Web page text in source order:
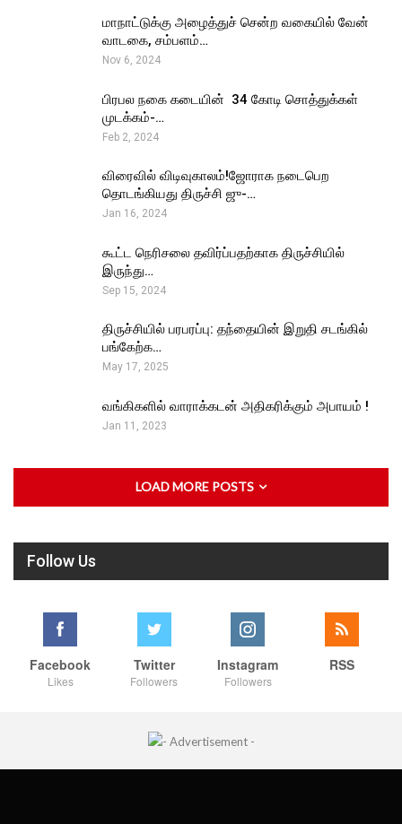
மாநாட்டுக்கு அழைத்துச் சென்ற வகையில் வேன்
வாடகை, சம்பளம்…
Nov 6, 2024
பிரபல நகை கடையின் ₹ 34 கோடி சொத்துக்கள்
முடக்கம்-…
Feb 2, 2024
விரைவில் விடிவுகாலம்!ஜோராக நடைபெற
தொடங்கியது திருச்சி ஜு-…
Jan 16, 2024
கூட்ட நெரிசலை தவிர்ப்பதற்காக திருச்சியில்
இருந்து…
Sep 15, 2024
திருச்சியில் பரபரப்பு: தந்தையின் இறுதி சடங்கில்
பங்கேற்க…
May 17, 2025
வங்கிகளில் வாராக்கடன் அதிகரிக்கும் அபாயம் !
Jan 11, 2023
LOAD MORE POSTS
Follow Us
Facebook
Likes
Twitter
Followers
Instagram
Followers
RSS